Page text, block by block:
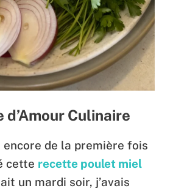
d’Amour Culinaire
encore de la première fois
cette recette poulet miel
un mardi soir, j’avais